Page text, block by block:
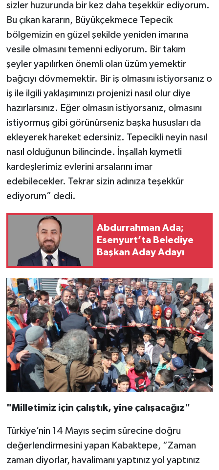
sizler huzurunda bir kez daha teşekkür ediyorum.
Bu çıkan kararın, Büyükçekmece Tepecik
bölgemizin en güzel şekilde yeniden imarına
vesile olmasını temenni ediyorum. Bir takım
şeyler yapılırken önemli olan üzüm yemektir
bağcıyı dövmemektir. Bir iş olmasını istiyorsanız o
iş ile ilgili yaklaşımınızı projenizi nasıl olur diye
hazırlarsınız. Eğer olmasın istiyorsanız, olmasını
istiyormuş gibi görünürseniz başka hususları da
ekleyerek hareket edersiniz. Tepecikli neyin nasıl
nasıl olduğunun bilincinde. İnşallah kıymetli
kardeşlerimiz evlerini arsalarını imar
edebilecekler. Tekrar sizin adınıza teşekkür
ediyorum” dedi.
Abdurrahman Ada;
Esenyurt’ta Belediye
Başkan Aday Adayı
"Milletimiz için çalıştık, yine çalışacağız"
Türkiye’nin 14 Mayıs seçim sürecine doğru
değerlendirmesini yapan Kabaktepe, “Zaman
zaman diyorlar, havalimanı yaptınız yol yaptınız